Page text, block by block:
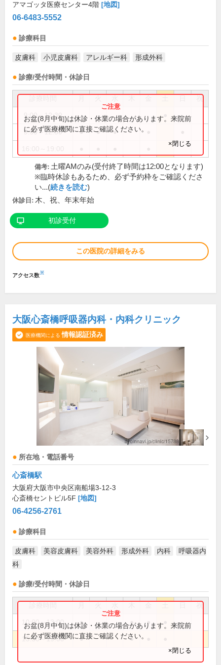
アマゴッタ医療センター4階 [地図]
06-6483-5552
診療科目
皮膚科 小児皮膚科 アレルギー科 形成外科
診療/受付時間・休診日
祝
9:00～12:30
9:30～12:30 ● ● ●
お盆(8月中旬)は休診・休業の場合があります。来院前
に必ず医療機関に直接ご確認ください。
×閉じる
備考: 土曜AMのみ(受付終了時間は12:00となります)
※臨時休診もあるため、必ず予約枠をご確認くださ
い...(続きを読む)
休診日: 木、祝、年末年始
初診受付
この医院の詳細をみる
アクセス数※
大阪心斎橋呼吸器内科・内科クリニック
医療機関による 情報認証済み
所在地・電話番号
心斎橋駅
大阪府大阪市中央区南船場3-12-3
心斎橋セントビル5F [地図]
06-4256-2761
診療科目
皮膚科 美容皮膚科 美容外科 形成外科 内科
呼吸器内
科
診療/受付時間・休診日
祝
10:00～13:00 ● ● ●
15:30～19:00 ● ●
お盆(8月中旬)は休診・休業の場合があります。来院前
に必ず医療機関に直接ご確認ください。
×閉じる